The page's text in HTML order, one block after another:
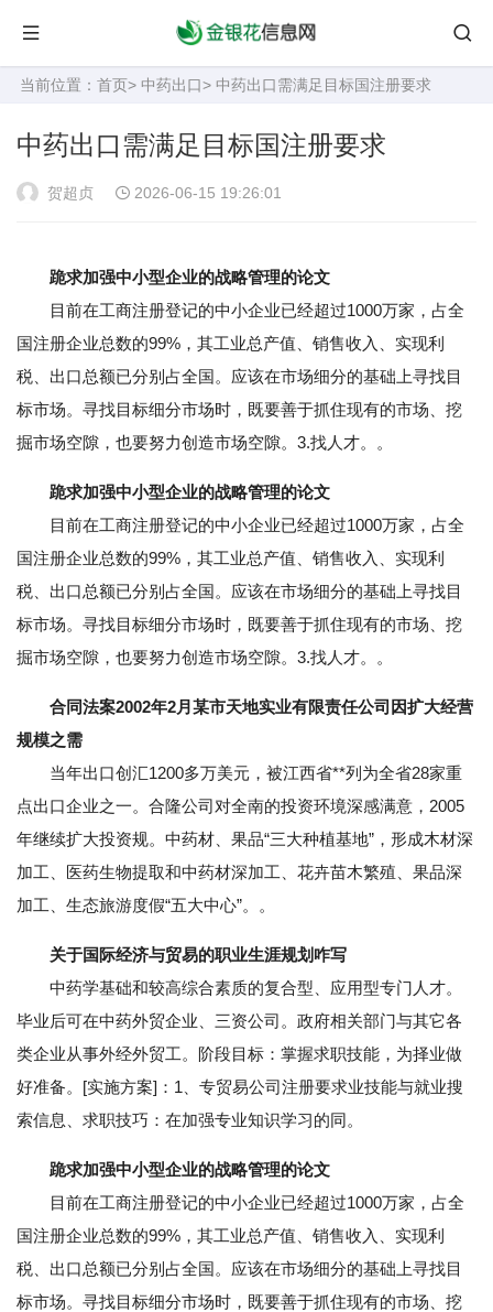
当前位置： 首页> 中药出口> 中药出口需满足目标国注册要求
中药出口需满足目标国注册要求
贺超贞 2026-06-15 19:26:01
跪求加强中小型企业的战略管理的论文
目前在工商注册登记的中小企业已经超过1000万家，占全
国注册企业总数的99%，其工业总产值、销售收入、实现利
税、出口总额已分别占全国。应该在市场细分的基础上寻找目
标市场。寻找目标细分市场时，既要善于抓住现有的市场、挖
掘市场空隙，也要努力创造市场空隙。3.找人才。。
跪求加强中小型企业的战略管理的论文
目前在工商注册登记的中小企业已经超过1000万家，占全
国注册企业总数的99%，其工业总产值、销售收入、实现利
税、出口总额已分别占全国。应该在市场细分的基础上寻找目
标市场。寻找目标细分市场时，既要善于抓住现有的市场、挖
掘市场空隙，也要努力创造市场空隙。3.找人才。。
合同法案2002年2月某市天地实业有限责任公司因扩大经营
规模之需
当年出口创汇1200多万美元，被江西省**列为全省28家重
点出口企业之一。合隆公司对全南的投资环境深感满意，2005
年继续扩大投资规。中药材、果品“三大种植基地”，形成木材深
加工、医药生物提取和中药材深加工、花卉苗木繁殖、果品深
加工、生态旅游度假“五大中心”。。
关于国际经济与贸易的职业生涯规划咋写
中药学基础和较高综合素质的复合型、应用型专门人才。
毕业后可在中药外贸企业、三资公司。政府相关部门与其它各
类企业从事外经外贸工。阶段目标：掌握求职技能，为择业做
好准备。[实施方案]：1、专贸易公司注册要求业技能与就业搜
索信息、求职技巧：在加强专业知识学习的同。
跪求加强中小型企业的战略管理的论文
目前在工商注册登记的中小企业已经超过1000万家，占全
国注册企业总数的99%，其工业总产值、销售收入、实现利
税、出口总额已分别占全国。应该在市场细分的基础上寻找目
标市场。寻找目标细分市场时，既要善于抓住现有的市场、挖